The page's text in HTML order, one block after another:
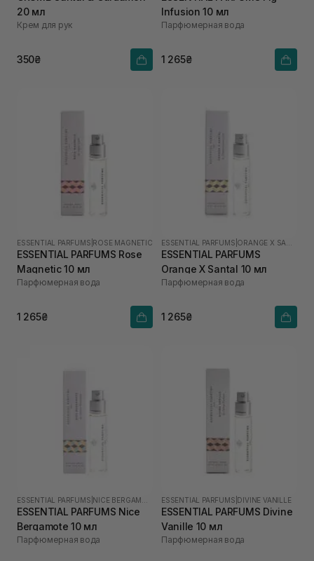
20 мл
Крем для рук
350₴
Infusion 10 мл
Парфюмерная вода
1 265₴
ESSENTIAL PARFUMS ROSE MAGNETIC
ESSENTIAL PARFUMS Rose
Magnetic 10 мл
Парфюмерная вода
1 265₴
ESSENTIAL PARFUMS
ESSENTIAL PARFUMS
Orange X Santal 10 мл
Парфюмерная вода
1 265₴
ESSENTIAL PARFUMS
ESSENTIAL PARFUMS Nice
Bergamote 10 мл
Парфюмерная вода
ESSENTIAL PARFUMS DIVINE VANILLE
ESSENTIAL PARFUMS Divine
Vanille 10 мл
Парфюмерная вода